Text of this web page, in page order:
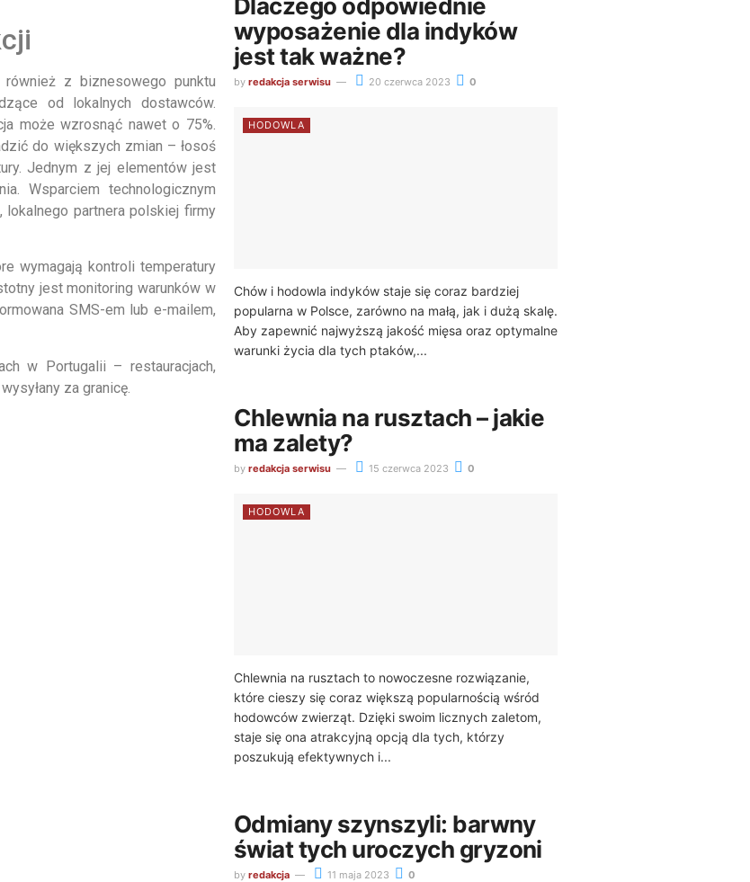
z biznesowego punktu
od lokalnych dostawców.
może wzrosnąć nawet o 75%.
do większych zmian – łosoś
Jednym z jej elementów jest
Wsparciem technologicznym
lokalnego partnera polskiej firmy
wymagają kontroli temperatury
jest monitoring warunków w
SMS-em lub e-mailem,
w Portugalii – restauracjach,
za granicę.
Dlaczego odpowiednie
wyposażenie dla indyków
jest tak ważne?
by redakcja serwisu 20 czerwca 2023 0
HODOWLA
Chów i hodowla indyków staje się coraz bardziej
popularna w Polsce, zarówno na małą, jak i dużą skalę.
Aby zapewnić najwyższą jakość mięsa oraz optymalne
warunki życia dla tych ptaków,...
Chlewnia na rusztach – jakie
ma zalety?
by redakcja serwisu 15 czerwca 2023 0
HODOWLA
Chlewnia na rusztach to nowoczesne rozwiązanie,
które cieszy się coraz większą popularnością wśród
hodowców zwierząt. Dzięki swoim licznych zaletom,
staje się ona atrakcyjną opcją dla tych, którzy
poszukują efektywnych i...
Odmiany szynszyli: barwny
świat tych uroczych gryzoni
by redakcja 11 maja 2023 0